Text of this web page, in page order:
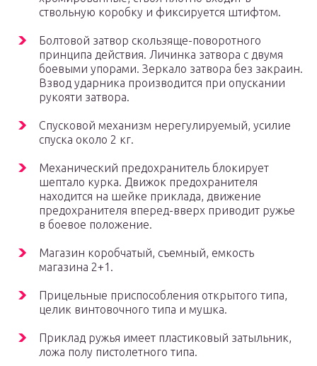
ствольную коробку и фиксируется штифтом.
Болтовой затвор скользяще-поворотного
принципа действия. Личинка затвора с двумя
боевыми упорами. Зеркало затвора без закраин.
Взвод ударника производится при опускании
рукояти затвора.
Спусковой механизм нерегулируемый, усилие
спуска около 2 кг.
Механический предохранитель блокирует
шептало курка. Движок предохранителя
находится на шейке приклада, движение
предохранителя вперед-вверх приводит ружье
в боевое положение.
Магазин коробчатый, съемный, емкость
магазина 2+1.
Прицельные приспособления открытого типа,
целик винтовочного типа и мушка.
Приклад ружья имеет пластиковый затыльник,
ложа полу пистолетного типа.